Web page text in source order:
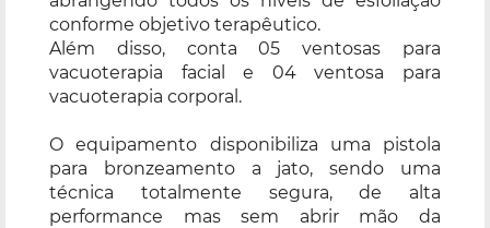
conforme objetivo terapêutico.
Além disso, conta 05 ventosas para
vacuoterapia facial e 04 ventosa para
vacuoterapia corporal.
O equipamento disponibiliza uma pistola
para bronzeamento a jato, sendo uma
técnica totalmente segura, de alta
performance mas sem abrir mão da